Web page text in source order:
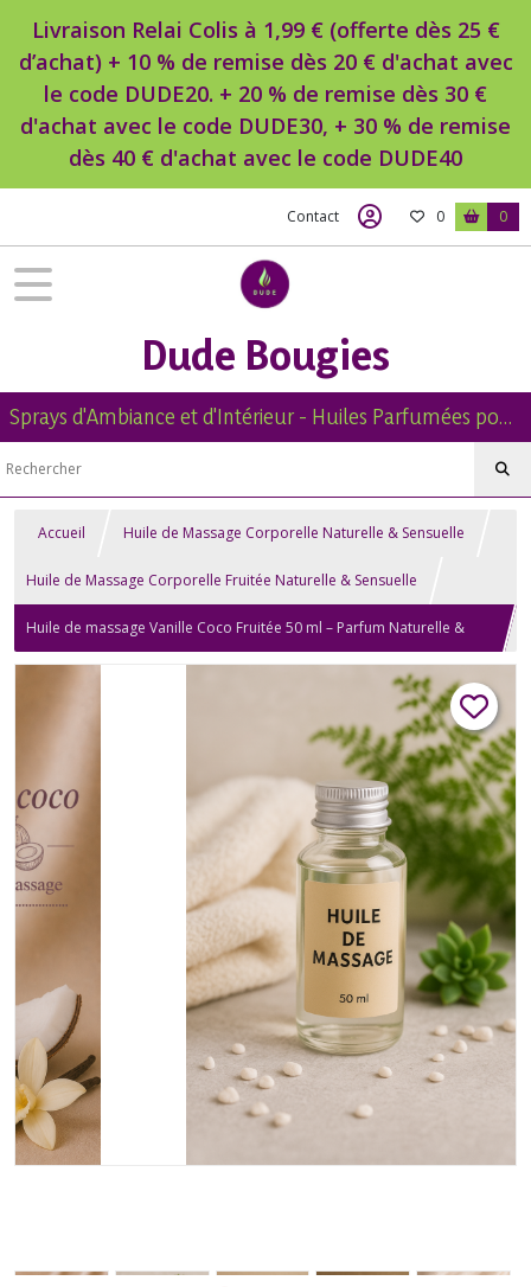
Livraison Relai Colis à 1,99 € (offerte dès 25 €
d’achat) + 10 % de remise dès 20 € d'achat avec
le code DUDE20. + 20 % de remise dès 30 €
d'achat avec le code DUDE30, + 30 % de remise
dès 40 € d'achat avec le code DUDE40
Contact 0 0
Dude Bougies
Sprays d'Ambiance et d'Intérieur - Huiles Parfumées pour Diffuseur -Diffuseur Voiture - Bougies Naturelles Parfumées - Brumes de Linge -
Accueil Huile de Massage Corporelle Naturelle & Sensuelle
Huile de Massage Corporelle Fruitée Naturelle & Sensuelle
Huile de massage Vanille Coco Fruitée 50 ml – Parfum Naturelle &
artisanale | homme, Femme & couple | Relaxation, aromathérapie,
corporelle, détente, bien-être sensuelle & érotique Cadeau